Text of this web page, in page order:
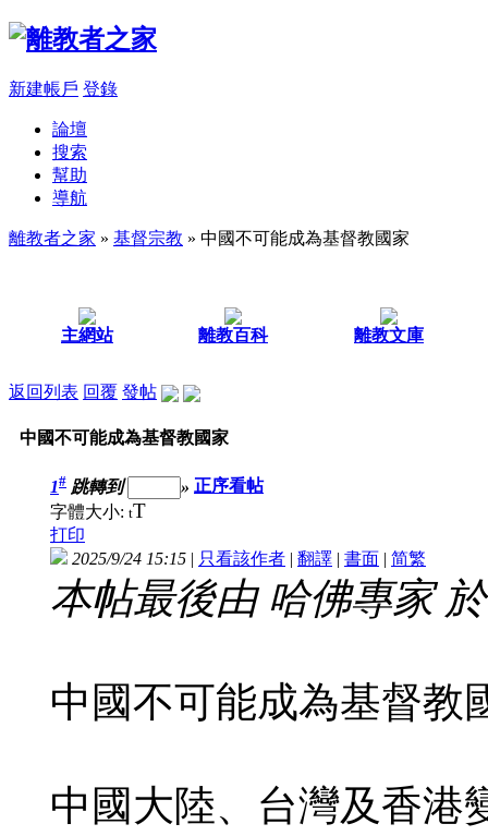
新建帳戶 登錄
論壇
搜索
幫助
導航
離教者之家 » 基督宗教 » 中國不可能成為基督教國家
主網站 離教百科 離教文庫
返回列表 回覆 發帖
中國不可能成為基督教國家
1# 跳轉到 » 正序看帖
字體大小: tT
打印
2025/9/24 15:15 | 只看該作者 | 翻譯 | 書面 | 简繁
本帖最後由 哈佛專家
中國不可能成為基督教
中國大陸、台灣及香港